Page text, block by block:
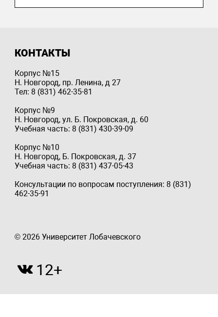
КОНТАКТЫ
Корпус №15
Н. Новгород, пр. Ленина, д 27
Тел: 8 (831) 462-35-81
Корпус №9
Н. Новгород, ул. Б. Покровская, д. 60
Учебная часть: 8 (831) 430-39-09
Корпус №10
Н. Новгород, Б. Покровская, д. 37
Учебная часть: 8 (831) 437-05-43
Консультации по вопросам поступления: 8 (831)
462-35-91
© 2026 Университет Лобачевского
12+